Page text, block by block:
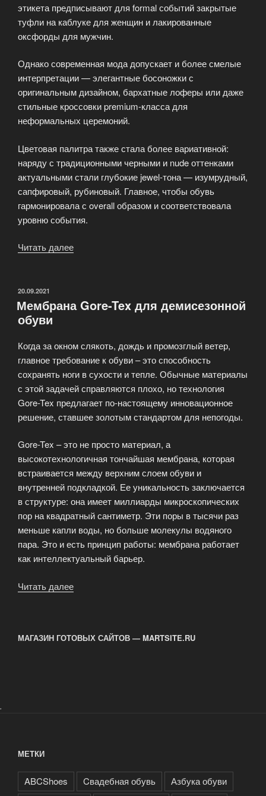
этикета предписывают для formal событий закрытые
туфли на каблуке для женщин и лакированные
оксфорды для мужчин.
Однако современная мода допускает и более смелые
интерпретации — элегантные босоножки с
оригинальным дизайном, бархатные лоферы или даже
стильные кроссовки premium-класса для
неформальных церемоний.
Цветовая палитра также стала более вариативной:
наряду с традиционными черными и nude оттенками
актуальными стали глубокие jewel-тона — изумрудный,
сапфировый, рубиновый. Главное, чтобы обувь
гармонировала с overall образом и соответствовала
уровню события.
Читать далее
этикет
тренды»
ОПУБЛИКОВАНО
20.09.2021
Мембрана Gore-Tex для демисезонной
обуви
Когда за окном слякоть, дождь и промозглый ветер,
главное требование к обуви – это способность
сохранять ноги в сухости и тепле. Обычные материалы
с этой задачей справляются плохо, но технология
Gore-Tex предлагает по-настоящему инновационное
решение, ставшее золотым стандартом для непогоды.
Gore-Tex – это не просто материал, а
высокотехнологичная тончайшая мембрана, которая
встраивается между верхним слоем обуви и
внутренней подкладкой. Ее уникальность заключается
в структуре: она имеет миллиарды микроскопических
пор на квадратный сантиметр. Эти поры в тысячи раз
меньше капли воды, но больше молекулы водяного
пара. Это и есть принцип работы: мембрана работает
как интеллектуальный барьер.
Читать далее
демисезонной
МАГАЗИН ГОТОВЫХ САЙТОВ — MARTSITE.RU
.
МЕТКИ
ABCShoes Cвадебная обувь
Азбука обуви